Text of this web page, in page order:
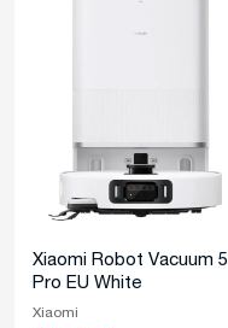
Xiaomi Robot Vacuum 5
Pro EU White
Xiaomi